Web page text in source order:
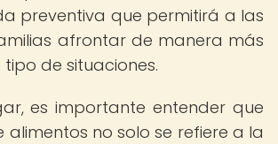
preventiva que permitirá a las
afrontar de manera más
tipo de situaciones.
es importante entender que
alimentos no solo se refiere a la